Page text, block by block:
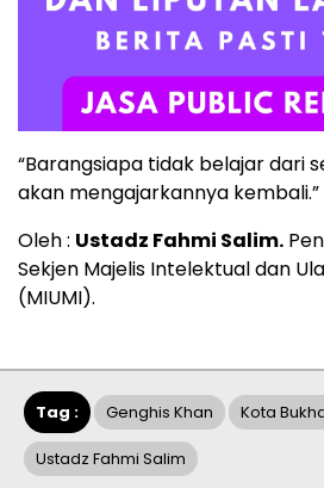
“Barangsiapa tidak belajar dari
akan mengajarkannya kembali.”
Oleh : Ustadz Fahmi Salim.
Sekjen Majelis Intelektual dan
(MIUMI).
Tag : Genghis Khan Kota
Ustadz Fahmi Salim